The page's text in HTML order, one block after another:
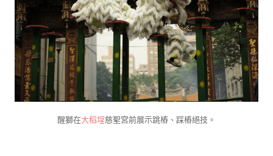
醒獅在大稻埕慈聖宮前展示跳樁、踩樁絕技。